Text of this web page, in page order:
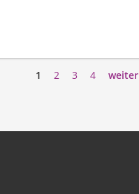
1 2 3 4 weiter